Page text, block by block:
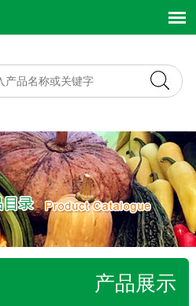
产品展示